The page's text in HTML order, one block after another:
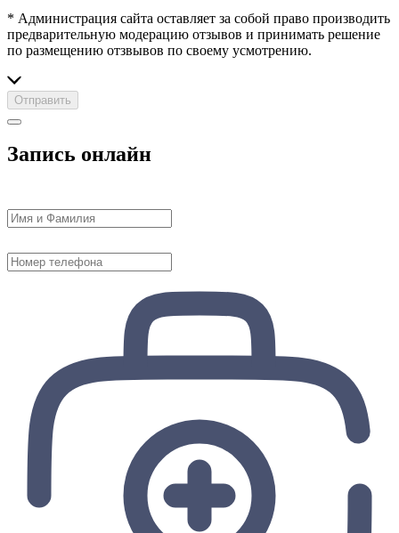
* Администрация сайта оставляет за собой право производить
предварительную модерацию отзывов и принимать решение
по размещению отзвывов по своему усмотрению.
Отправить
Запись онлайн